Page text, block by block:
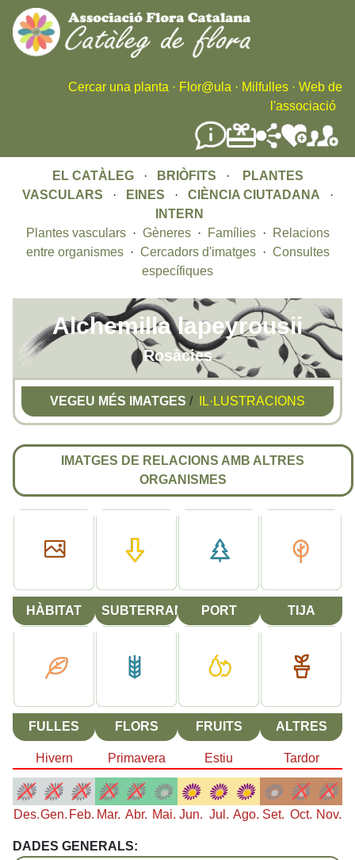
Skip
to
main
content
Cercar una planta · Flor@ula · Milfulles · Web de
l'associació
EL CATÀLEG· BRIÒFITS ·
PLANTES
VASCULARS · EINES · CIÈNCIA CIUTADANA ·
INTERN
Plantes vasculars· Gèneres· Famílies·
Relacions
entre organismes· Cercadors d'imatges· Consultes
específiques
Alchemilla lapeyrousii
Rosàcies
VEGEU MÉS IMATGES / IL·LUSTRACIONS
IMATGES DE RELACIONS AMB ALTRES
ORGANISMES
HÀBITAT SUBTERRANI PORT TIJA
FULLES FLORS FRUITS ALTRES
Hivern Primavera Estiu Tardor
Des.Gen. Feb. Mar. Abr. Mai. Jun. Jul. Ago. Set. Oct. Nov.
DADES GENERALS: